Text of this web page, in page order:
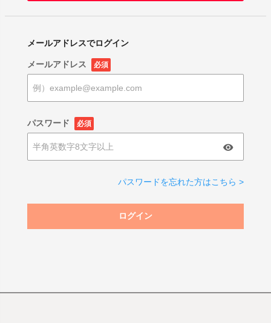
メールアドレスでログイン
メールアドレス 必須
パスワード 必須
パスワードを忘れた方はこちら >
ログイン